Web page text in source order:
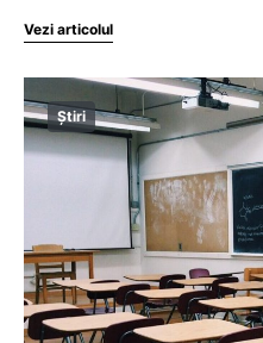
Vezi articolul
Știri